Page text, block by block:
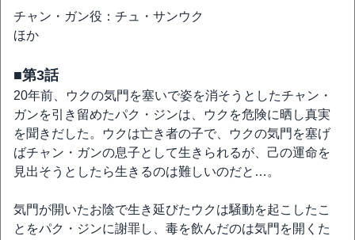
チャン・ガン役：チュ・サンウク
ほか
■第3話
20年前、ウクの気門を塞いで姿を消そうとしたチャン・
ガンを引き留めたパク・ジンは、ウクを危険に晒し真実
を聞きだした。ウクは亡き者の子で、ウクの気門を塞げ
ばチャン・ガンの息子として生きられるが、己の運命を
見出そうとしたら生きるのは難しいのだと…。
気門が開いたお陰で生き延びたウクは騒動を起こしたこ
とをパク・ジンに謝罪し、毒を飲んだのは気門を開くた